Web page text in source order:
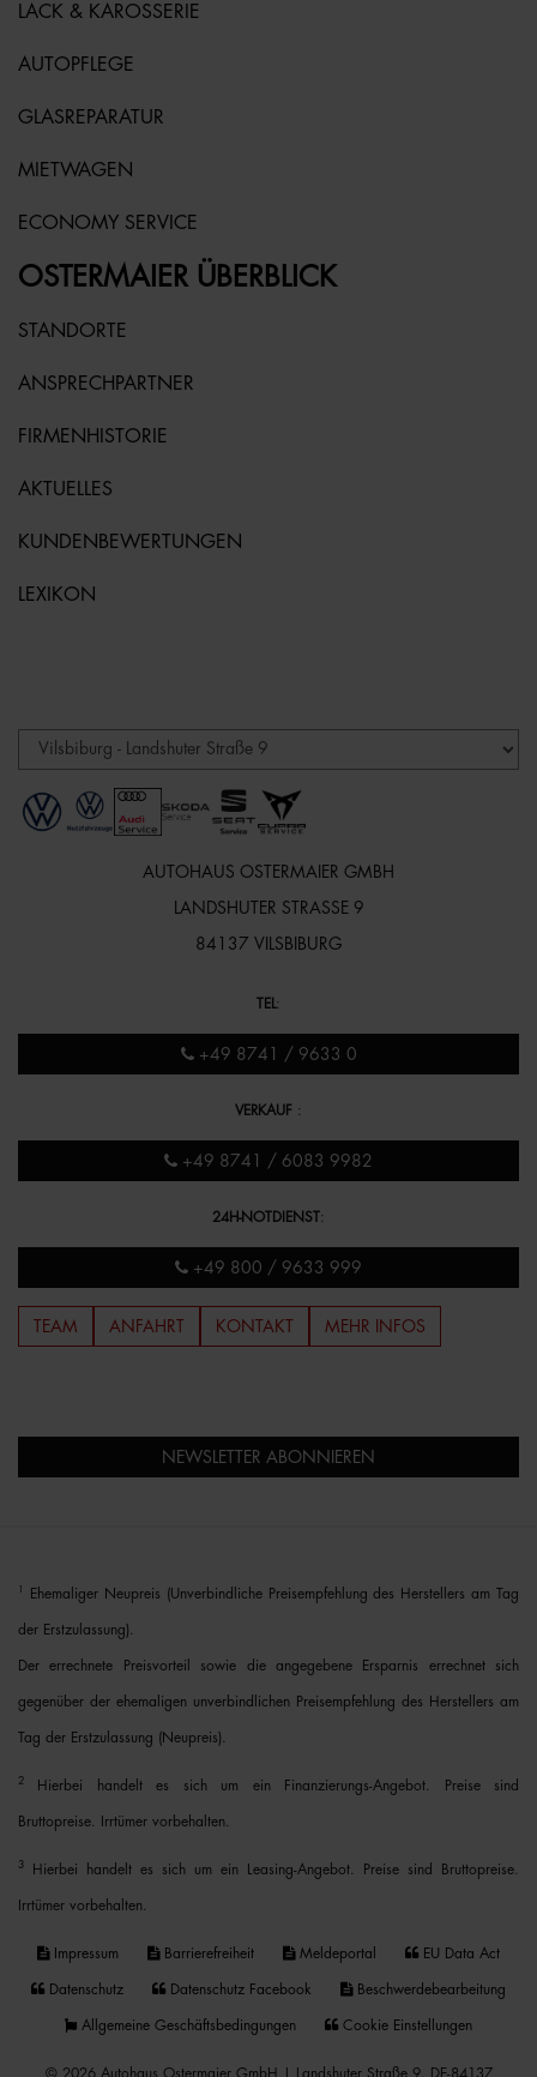
LACK & KAROSSERIE
AUTOPFLEGE
GLASREPARATUR
MIETWAGEN
ECONOMY SERVICE
OSTERMAIER ÜBERBLICK
STANDORTE
ANSPRECHPARTNER
FIRMENHISTORIE
AKTUELLES
KUNDENBEWERTUNGEN
LEXIKON
AUTOHAUS OSTERMAIER GMBH
LANDSHUTER STRASSE 9
84137 VILSBIBURG
TEL :
+49 8741 / 9633 0
VERKAUF :
+49 8741 / 6083 9982
24H-NOTDIENST:
+49 800 / 9633 999
TEAM ANFAHRT KONTAKT MEHR INFOS
NEWSLETTER ABONNIEREN
Ehemaliger Neupreis (Unverbindliche Preisempfehlung des Herstellers am Tag
der Erstzulassung).
Der errechnete Preisvorteil sowie die angegebene Ersparnis errechnet sich
gegenüber der ehemaligen unverbindlichen Preisempfehlung des Herstellers am
Tag der Erstzulassung (Neupreis).
2 Hierbei handelt es sich um ein Finanzierungs-Angebot. Preise sind
Bruttopreise. Irrtümer vorbehalten.
3 Hierbei handelt es sich um ein Leasing-Angebot. Preise sind Bruttopreise.
Irrtümer vorbehalten.
Impressum Barrierefreiheit Meldeportal EU Data Act
Datenschutz Datenschutz Facebook Beschwerdebearbeitung
Allgemeine Geschäftsbedingungen Cookie Einstellungen
© 2026 Autohaus Ostermaier GmbH | Landshuter Straße 9, DE-84137